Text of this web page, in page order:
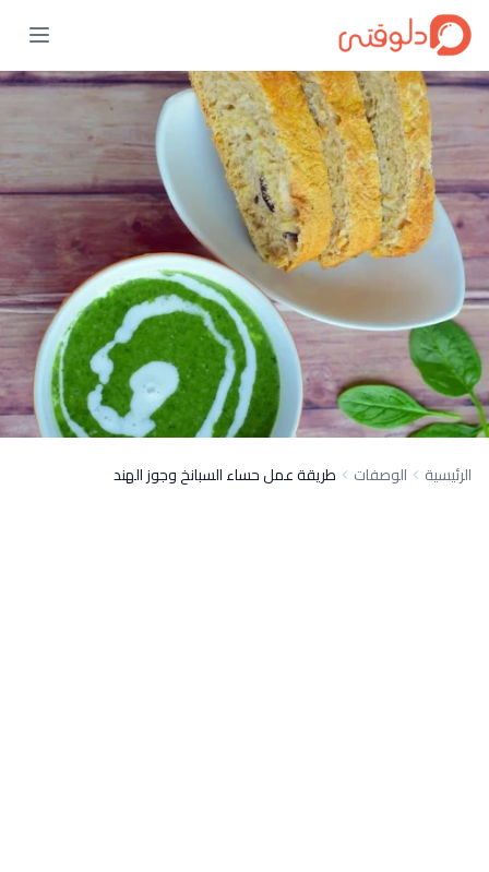
الرئيسية الوصفات طريقة عمل حساء السبانخ وجوز الهند